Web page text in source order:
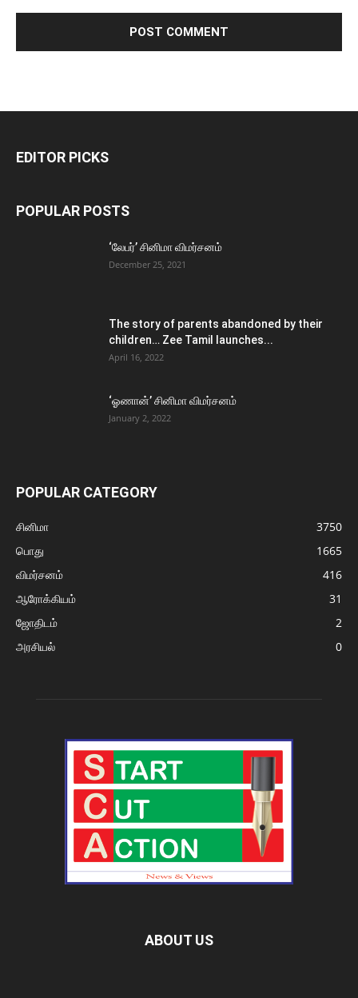
EDITOR PICKS
POPULAR POSTS
‘லேபர்’ சினிமா விமர்சனம்
December 25, 2021
The story of parents abandoned by their
children… Zee Tamil launches...
April 16, 2022
‘ஓணான்’ சினிமா விமர்சனம்
January 2, 2022
POPULAR CATEGORY
சினிமா
3750
பொது
1665
விமர்சனம்
416
ஆரோக்கியம்
31
ஜோதிடம்
2
அரசியல்
0
ABOUT US